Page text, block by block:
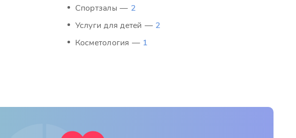
Спортзалы — 2
Услуги для детей — 2
Косметология — 1